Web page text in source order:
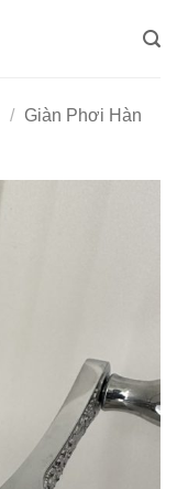
/
Giàn Phơi Hàn